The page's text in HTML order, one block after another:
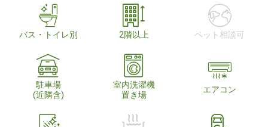
バス・トイレ別 2階以上 ペット相談可
駐車場
(近隣含)
室内洗濯機
置き場
エアコン